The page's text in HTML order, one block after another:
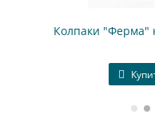
Колпаки "Ферма"